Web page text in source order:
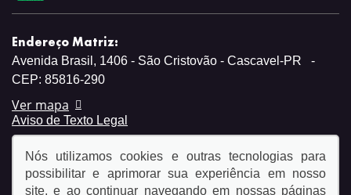
Endereço Matriz:
Avenida Brasil, 1406 - São Cristovão - Cascavel-PR
-
CEP: 85816-290
Ver mapa
Aviso de Texto Legal
Nós utilizamos cookies e outras tecnologias para
possibilitar e aprimorar sua experiência em nosso
site, e ao continuar navegando em nossas páginas